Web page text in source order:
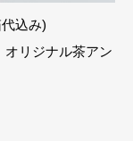
込み)
リジナル茶アン